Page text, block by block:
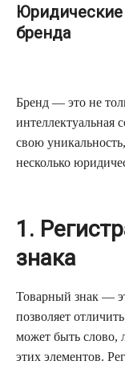
бренда
Бренд — это не
интеллектуальная
свою
несколько
1.
знака
Товарный знак —
позволяет
может быть слово,
этих элементов.